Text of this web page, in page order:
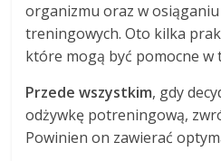
organizmu oraz w
treningowych. Oto kilka
które mogą być pomocne w
Przede wszystkim, gdy
odżywkę potreningową,
Powinien on zawierać